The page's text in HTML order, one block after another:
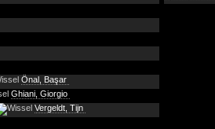
Önal, Başar
Ghiani, Giorgio
Vergeldt, Tijn